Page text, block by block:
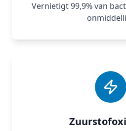
Vernietigt 99,9% van